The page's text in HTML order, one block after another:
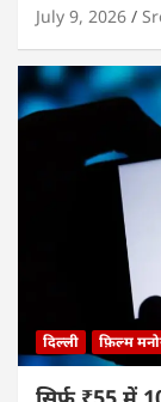
July 9, 2026
दिल्ली फ़िल्म